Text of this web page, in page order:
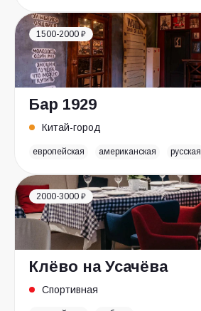
1500-2000 ₽
Бар 1929
Китай-город
европейская американская русская
2000-3000 ₽
Клёво на Усачёва
Спортивная